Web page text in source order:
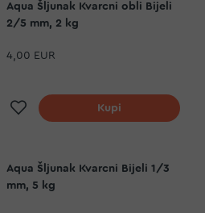
Aqua Šljunak Kvarcni obli Bijeli
2/5 mm, 2 kg
4,00 EUR
Dodaj na listu želja
Kupi
Aqua Šljunak Kvarcni Bijeli 1/3
mm, 5 kg